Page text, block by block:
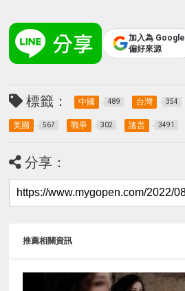
加入為 Google
偏好來源
標籤： 中國 489 台灣 354
美國 567 戰爭 302 謠言 3491
分享：
推薦相關資訊